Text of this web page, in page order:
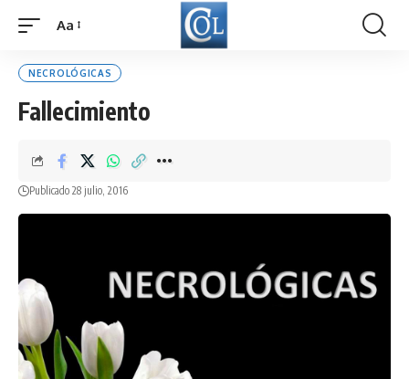
Font
Aa
NECROLÓGICAS
Fallecimiento
Publicado 28 julio, 2016